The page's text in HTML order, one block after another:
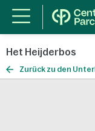
Het Heijderbos
Zurück zu den